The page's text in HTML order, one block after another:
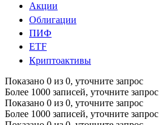
Акции
Облигации
ПИФ
ETF
Криптоактивы
Показано 0 из 0, уточните запрос
Более 1000 записей, уточните запрос
Показано 0 из 0, уточните запрос
Более 1000 записей, уточните запрос